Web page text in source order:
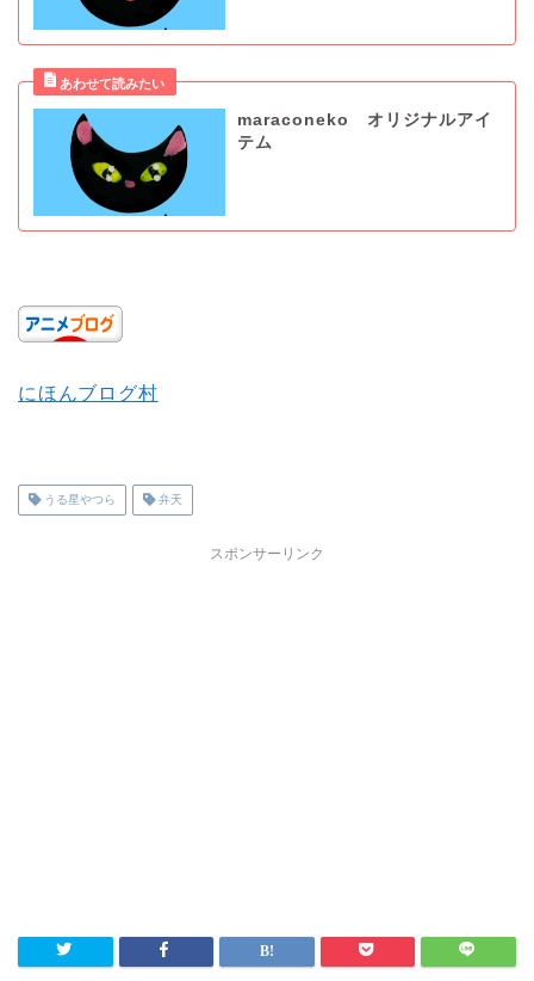
maraconeko オリジナルアイ
テム
にほんブログ村
うる星やつら 弁天
スポンサーリンク